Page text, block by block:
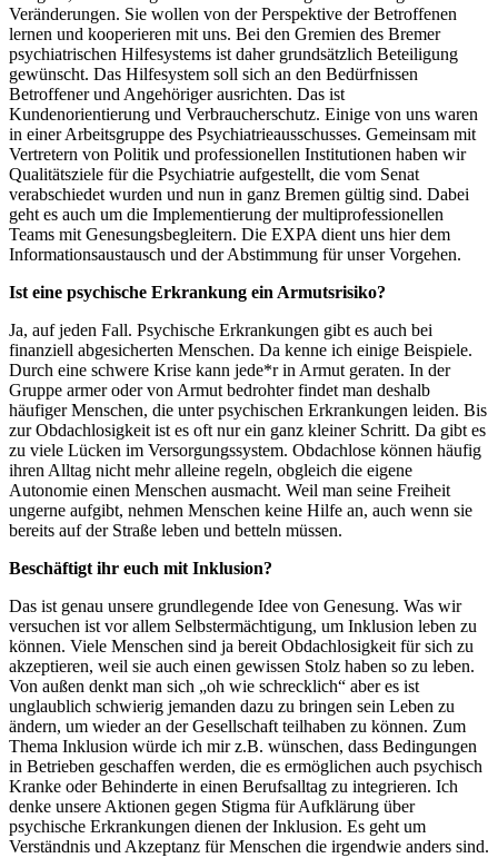
Veränderungen. Sie wollen von der Perspektive der Betroffenen
lernen und kooperieren mit uns. Bei den Gremien des Bremer
psychiatrischen Hilfesystems ist daher grundsätzlich Beteiligung
gewünscht. Das Hilfesystem soll sich an den Bedürfnissen
Betroffener und Angehöriger ausrichten. Das ist
Kundenorientierung und Verbraucherschutz. Einige von uns waren
in einer Arbeitsgruppe des Psychiatrieausschusses. Gemeinsam mit
Vertretern von Politik und professionellen Institutionen haben wir
Qualitätsziele für die Psychiatrie aufgestellt, die vom Senat
verabschiedet wurden und nun in ganz Bremen gültig sind. Dabei
geht es auch um die Implementierung der multiprofessionellen
Teams mit Genesungsbegleitern. Die EXPA dient uns hier dem
Informationsaustausch und der Abstimmung für unser Vorgehen.
Ist eine psychische Erkrankung ein Armutsrisiko?
Ja, auf jeden Fall. Psychische Erkrankungen gibt es auch bei
finanziell abgesicherten Menschen. Da kenne ich einige Beispiele.
Durch eine schwere Krise kann jede*r in Armut geraten. In der
Gruppe armer oder von Armut bedrohter findet man deshalb
häufiger Menschen, die unter psychischen Erkrankungen leiden. Bis
zur Obdachlosigkeit ist es oft nur ein ganz kleiner Schritt. Da gibt es
zu viele Lücken im Versorgungssystem. Obdachlose können häufig
ihren Alltag nicht mehr alleine regeln, obgleich die eigene
Autonomie einen Menschen ausmacht. Weil man seine Freiheit
ungerne aufgibt, nehmen Menschen keine Hilfe an, auch wenn sie
bereits auf der Straße leben und betteln müssen.
Beschäftigt ihr euch mit Inklusion?
Das ist genau unsere grundlegende Idee von Genesung. Was wir
versuchen ist vor allem Selbstermächtigung, um Inklusion leben zu
können. Viele Menschen sind ja bereit Obdachlosigkeit für sich zu
akzeptieren, weil sie auch einen gewissen Stolz haben so zu leben.
Von außen denkt man sich „oh wie schrecklich“ aber es ist
unglaublich schwierig jemanden dazu zu bringen sein Leben zu
ändern, um wieder an der Gesellschaft teilhaben zu können. Zum
Thema Inklusion würde ich mir z.B. wünschen, dass Bedingungen
in Betrieben geschaffen werden, die es ermöglichen auch psychisch
Kranke oder Behinderte in einen Berufsalltag zu integrieren. Ich
denke unsere Aktionen gegen Stigma für Aufklärung über
psychische Erkrankungen dienen der Inklusion. Es geht um
Verständnis und Akzeptanz für Menschen die irgendwie anders sind.